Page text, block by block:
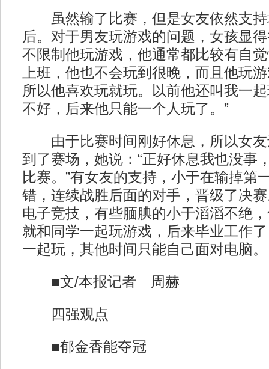
虽然输了比赛，但是女友依然支持
后。对于男友玩游戏的问题，女孩显
不限制他玩游戏，他通常都比较有自
上班，他也不会玩到很晚，而且他玩
所以他喜欢玩就玩。以前他还叫我一
不好，后来他只能一个人玩了。”
由于比赛时间刚好休息，所以女友
到了赛场，她说：“正好休息我也没事
比赛。”有女友的支持，小于在输掉第
错，连续战胜后面的对手，晋级了决
电子竞技，有些腼腆的小于滔滔不绝
就和同学一起玩游戏，后来毕业工作
一起玩，其他时间只能自己面对电脑。
■文/本报记者 周赫
四强观点
■郁金香能夺冠